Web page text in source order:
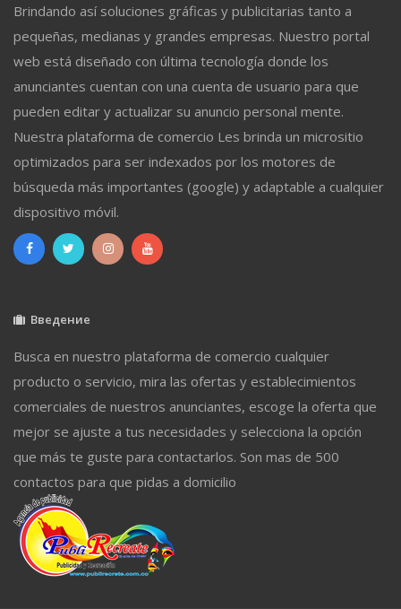
Brindando así soluciones gráficas y publicitarias tanto a
pequeñas, medianas y grandes empresas. Nuestro portal
web está diseñado con última tecnología donde los
anunciantes cuentan con una cuenta de usuario para que
pueden editar y actualizar su anuncio personal mente.
Nuestra plataforma de comercio Les brinda un micrositio
optimizados para ser indexados por los motores de
búsqueda más importantes (google) y adaptable a cualquier
dispositivo móvil.
Введение
Busca en nuestro plataforma de comercio cualquier
producto o servicio, mira las ofertas y establecimientos
comerciales de nuestros anunciantes, escoge la oferta que
mejor se ajuste a tus necesidades y selecciona la opción
que más te guste para contactarlos. Son mas de 500
contactos para que pidas a domicilio